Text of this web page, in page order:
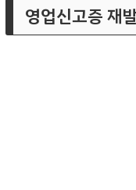
영업신고증 재